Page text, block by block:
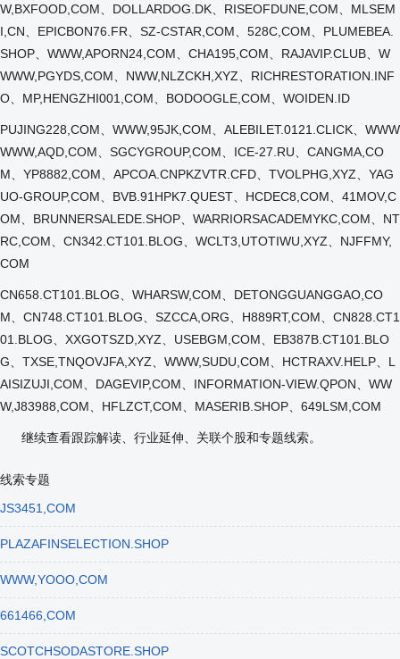
W,BXFOOD,COM、DOLLARDOG.DK、RISEOFDUNE,COM、MLSEM
I,CN、EPICBON76.FR、SZ-CSTAR,COM、528C,COM、PLUMEBEA.
SHOP、WWW,APORN24,COM、CHA195,COM、RAJAVIP.CLUB、W
WWW,PGYDS,COM、NWW,NLZCKH,XYZ、RICHRESTORATION.INF
O、MP,HENGZHI001,COM、BODOOGLE,COM、WOIDEN.ID
PUJING228,COM、WWW,95JK,COM、ALEBILET.0121.CLICK、WWW
WWW,AQD,COM、SGCYGROUP,COM、ICE-27.RU、CANGMA,CO
M、YP8882,COM、APCOA.CNPKZVTR.CFD、TVOLPHG,XYZ、YAG
UO-GROUP,COM、BVB.91HPK7.QUEST、HCDEC8,COM、41MOV,C
OM、BRUNNERSALEDE.SHOP、WARRIORSACADEMYKC,COM、NT
RC,COM、CN342.CT101.BLOG、WCLT3,UTOTIWU,XYZ、NJFFMY,
COM
CN658.CT101.BLOG、WHARSW,COM、DETONGGUANGGAO,CO
M、CN748.CT101.BLOG、SZCCA,ORG、H889RT,COM、CN828.CT1
01.BLOG、XXGOTSZD,XYZ、USEBGM,COM、EB387B.CT101.BLO
G、TXSE,TNQOVJFA,XYZ、WWW,SUDU,COM、HCTRAXV.HELP、L
AISIZUJI,COM、DAGEVIP,COM、INFORMATION-VIEW.QPON、WW
W,J83988,COM、HFLZCT,COM、MASERIB.SHOP、649LSM,COM
继续查看跟踪解读、行业延伸、关联个股和专题线索。
线索专题
JS3451,COM
PLAZAFINSELECTION.SHOP
WWW,YOOO,COM
661466,COM
SCOTCHSODASTORE.SHOP